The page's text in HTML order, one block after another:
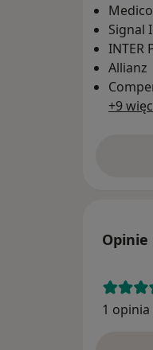
Signal
INTER
Allianz
+9
Opinie
1 opinia